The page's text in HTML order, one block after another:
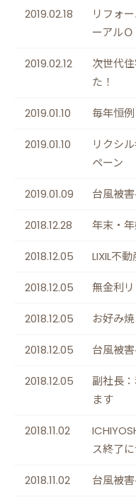
2019.02.18
リフォ
ーアルＯ
2019.02.12
次世代
た！
2019.01.10 毎年恒
2019.01.10
リクシ
ペーン
2019.01.09 台風被
2018.12.28 年末・
2018.12.05 LIXIL不
2018.12.05 無金利
2018.12.05 お好み
2018.12.05 台風被
2018.12.05
副社長
ます
2018.11.02
ス終了
2018.11.02 台風被